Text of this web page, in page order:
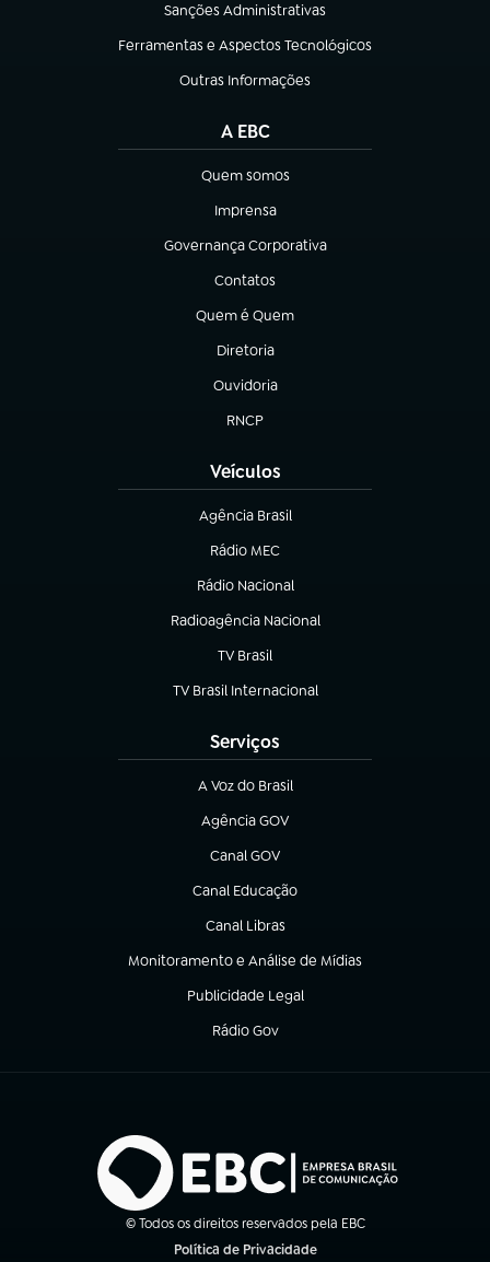
Sanções Administrativas
(abre em nova aba)
Ferramentas e Aspectos Tecnológicos
(abre em nova aba)
Outras Informações
(abre em nova aba)
A EBC
Quem somos
(abre em nova aba)
Imprensa
(abre em nova aba)
Governança Corporativa
(abre em nova aba)
Contatos
(abre em nova aba)
Quem é Quem
(abre em nova aba)
Diretoria
(abre em nova aba)
Ouvidoria
(abre em nova aba)
RNCP
(abre em nova aba)
Veículos
Agência Brasil
(abre em nova aba)
Rádio MEC
(abre em nova aba)
Rádio Nacional
Radioagência Nacional
(abre em nova aba)
TV Brasil
(abre em nova aba)
TV Brasil Internacional
(abre em nova aba)
Serviços
A Voz do Brasil
(abre em nova aba)
Agência GOV
(abre em nova aba)
Canal GOV
(abre em nova aba)
Canal Educação
(abre em nova aba)
Canal Libras
(abre em nova aba)
Monitoramento e Análise de Mídias
(abre em nova aba)
Publicidade Legal
(abre em nova aba)
Rádio Gov
(abre em nova aba)
© Todos os direitos reservados pela EBC
Política de Privacidade